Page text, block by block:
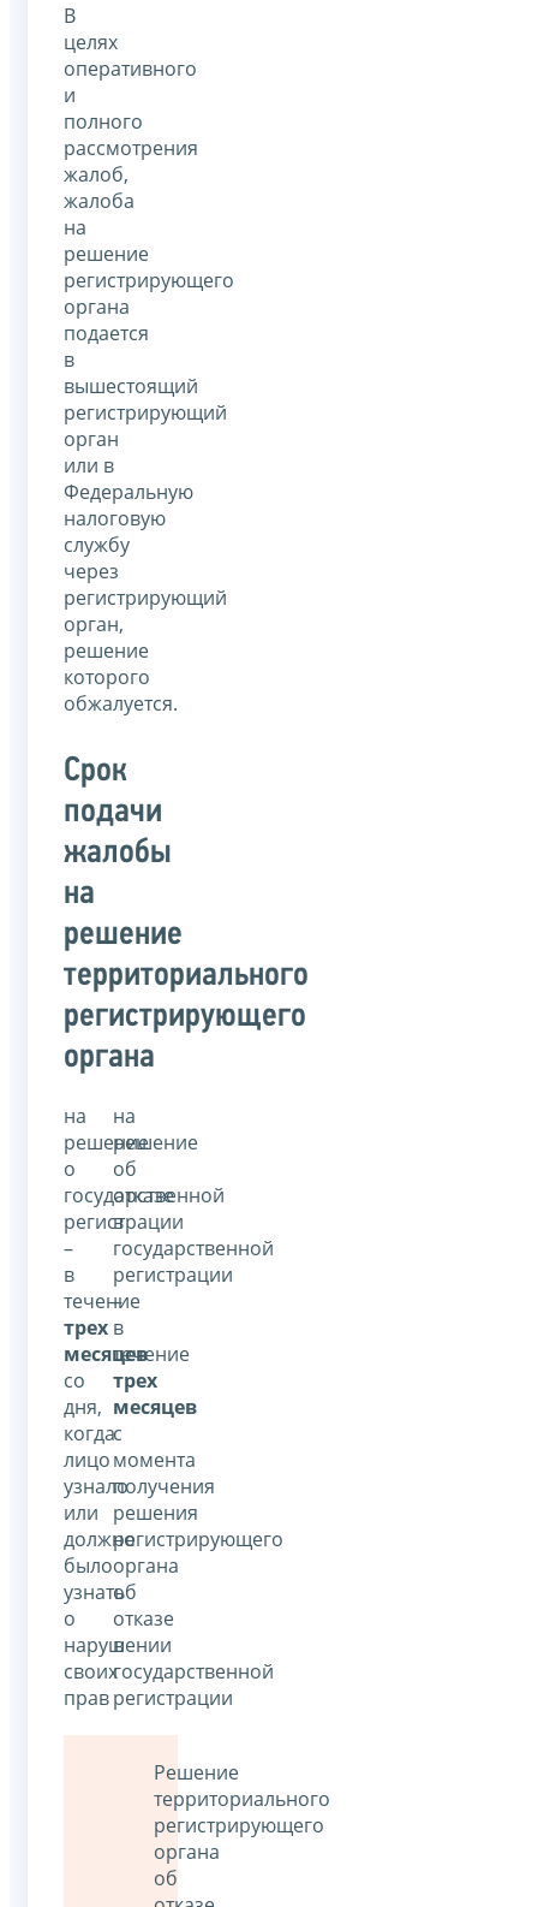
В
целях
оперативного
и
полного
рассмотрения
жалоб,
жалоба
на
решение
регистрирующего
органа
подается
в
вышестоящий
регистрирующий
орган
или в
Федеральную
налоговую
службу
через
регистрирующий
орган,
решение
которого
обжалуется.
Срок
подачи
жалобы
на
решение
территориального
регистрирующего
органа
на
решение
о
государственной
регистрации
–
в
течение
трех
месяцев
со
дня,
когда
лицо
узнало
или
должно
было
узнать
о
нарушении
своих
прав
на
решение
об
отказе
в
государственной
регистрации
–
в
течение
трех
месяцев
с
момента
получения
решения
регистрирующего
органа
об
отказе
в
государственной
регистрации
Решение
территориального
регистрирующего
органа
об